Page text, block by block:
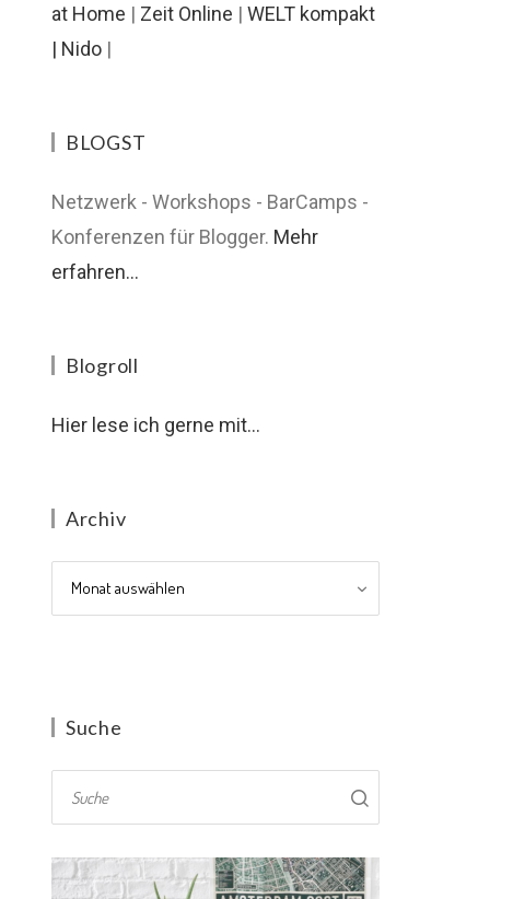
at Home | Zeit Online | WELT kompakt
| Nido |
BLOGST
Netzwerk - Workshops - BarCamps -
Konferenzen für Blogger. Mehr
erfahren...
Blogroll
Hier lese ich gerne mit...
Archiv
Archiv
Suche